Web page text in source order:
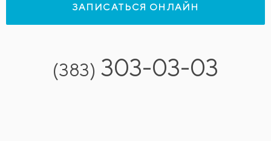
ЗАПИСАТЬСЯ ОНЛАЙН
(383) 303-03-03